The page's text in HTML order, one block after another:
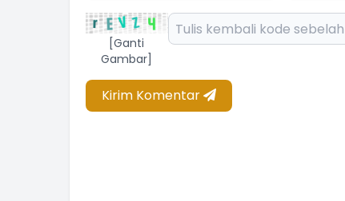
[Ganti
Gambar]
Kirim Komentar